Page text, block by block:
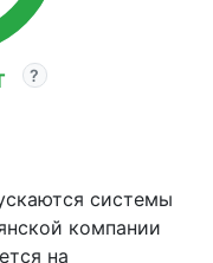
системы
компании
на